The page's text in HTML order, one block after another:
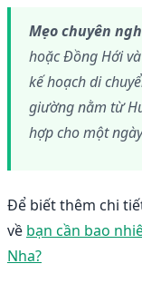
Mẹo chuyên
hoặc Đồng Hới
kế hoạch di
giường nằm từ
hợp cho một
Để biết thêm chi
về bạn cần bao
Nha?